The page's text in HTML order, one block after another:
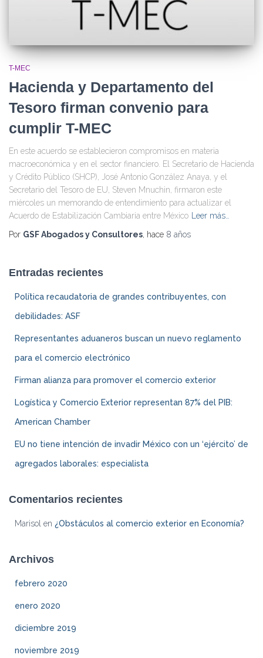
T-MEC
Hacienda y Departamento del
Tesoro firman convenio para
cumplir T-MEC
En este acuerdo se establecieron compromisos en materia
macroeconómica y en el sector financiero. El Secretario de Hacienda
y Crédito Público (SHCP), José Antonio González Anaya, y el
Secretario del Tesoro de EU, Steven Mnuchin, firmaron este
miércoles un memorando de entendimiento para actualizar el
Acuerdo de Estabilización Cambiaria entre México
Leer más…
Por GSF Abogados y Consultores, hace 8 años
Entradas recientes
Política recaudatoria de grandes contribuyentes, con
debilidades: ASF
Representantes aduaneros buscan un nuevo reglamento
para el comercio electrónico
Firman alianza para promover el comercio exterior
Logística y Comercio Exterior representan 87% del PIB:
American Chamber
EU no tiene intención de invadir México con un ‘ejército’ de
agregados laborales: especialista
Comentarios recientes
Marisol en ¿Obstáculos al comercio exterior en Economía?
Archivos
febrero 2020
enero 2020
diciembre 2019
noviembre 2019